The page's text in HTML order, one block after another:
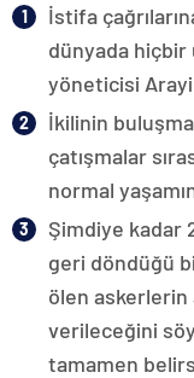
İstifa
dünyada hiçbir
yöneticisi
İkilinin
çatışmalar
normal
Şimdiye kadar
geri döndüğü
ölen askerlerin
verileceğini
tamamen